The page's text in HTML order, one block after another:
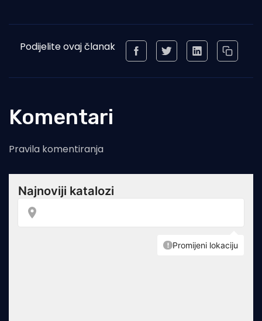
Podijelite ovaj članak
Komentari
Pravila komentiranja